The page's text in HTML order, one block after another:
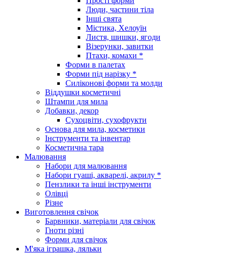
Люди, частини тіла
Інші свята
Містика, Хелоуїн
Листя, шишки, ягоди
Візерунки, завитки
Птахи, комахи *
Форми в палетах
Форми під нарізку *
Силіконові форми та молди
Віддушки косметичні
Штампи для мила
Добавки, декор
Сухоцвіти, сухофрукти
Основа для мила, косметики
Інструменти та інвентар
Косметична тара
Малювання
Набори для малювання
Набори гуаші, акварелі, акрилу *
Пензлики та інші інструменти
Олівці
Різне
Виготовлення свічок
Барвники, матеріали для свічок
Гноти різні
Форми для свічок
М'яка іграшка, ляльки